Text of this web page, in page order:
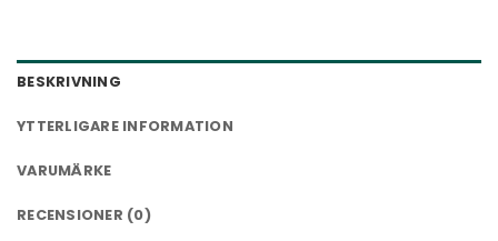
BESKRIVNING
YTTERLIGARE INFORMATION
VARUMÄRKE
RECENSIONER (0)